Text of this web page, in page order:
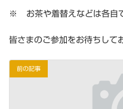
※ お茶や着替えなどは各自
皆さまのご参加をお待ちして
前の記事